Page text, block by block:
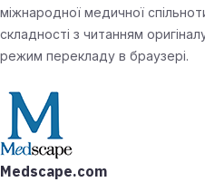
міжнародної медичної
складності з читанням
режим перекладу в браузері.
Medscape.com